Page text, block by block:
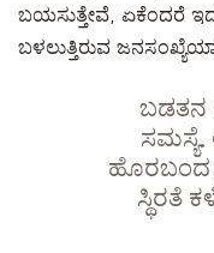
ಬಯಸುತ್ತೇವೆ, ಏಕೆಂದರೆ
ಬಳಲುತ್ತಿರುವ
ಬಡತನ
ಹೊರಬಂದ
ಸ್ಥಿರತೆ